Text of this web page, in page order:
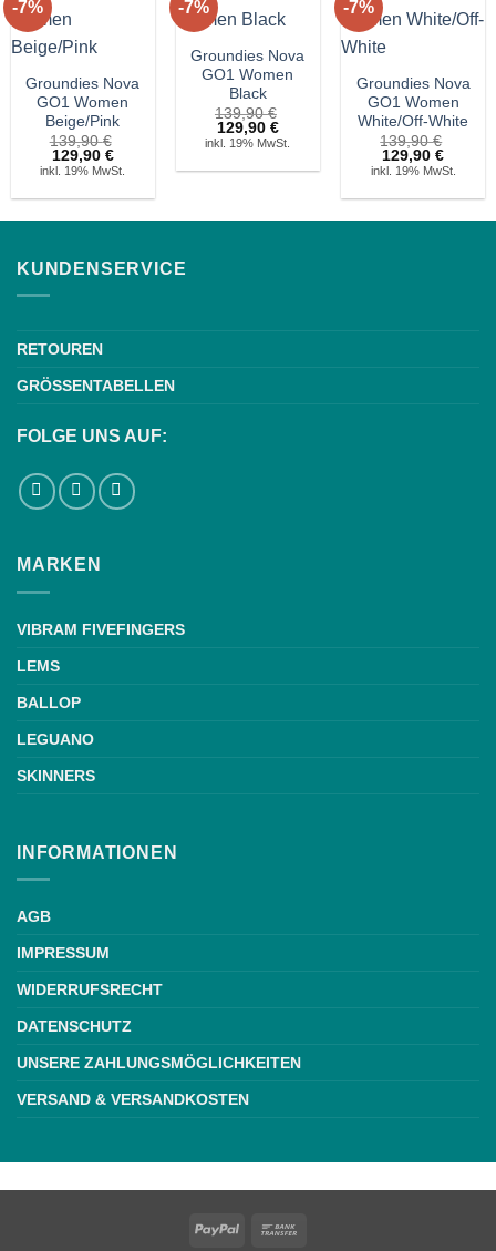
-7%
Wunschliste!
Groundies Nova
GO1 Women
Beige/Pink
139,90€
Ursprünglicher
Preis
139,90 €
129,90 €Aktueller
Preis
129,90 €.
inkl. 19% MwSt.
-7%
Wunschliste!
Groundies Nova
GO1 Women
Black
139,90€
Ursprünglicher
Preis
139,90 €
129,90 €Aktueller
Preis
129,90 €.
inkl. 19% MwSt.
-7%
Wunschliste!
Groundies Nova
GO1 Women
White/Off-White
139,90€
Ursprünglicher
Preis
139,90 €
129,90€
Preis
129,90
inkl. 19% MwSt.
KUNDENSERVICE
RETOUREN
GRÖSSENTABELLEN
FOLGE UNS AUF:
MARKEN
VIBRAM FIVEFINGERS
LEMS
BALLOP
LEGUANO
SKINNERS
INFORMATIONEN
AGB
IMPRESSUM
WIDERRUFSRECHT
DATENSCHUTZ
UNSERE ZAHLUNGSMÖGLICHKEITEN
VERSAND & VERSANDKOSTEN
PayPal